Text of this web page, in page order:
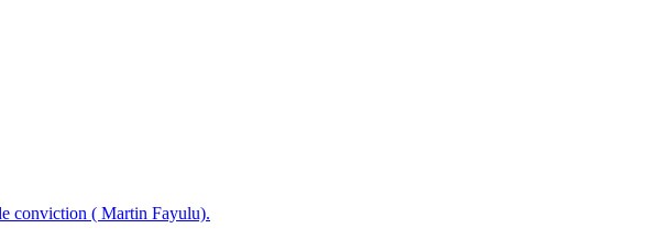
conviction ( Martin Fayulu).